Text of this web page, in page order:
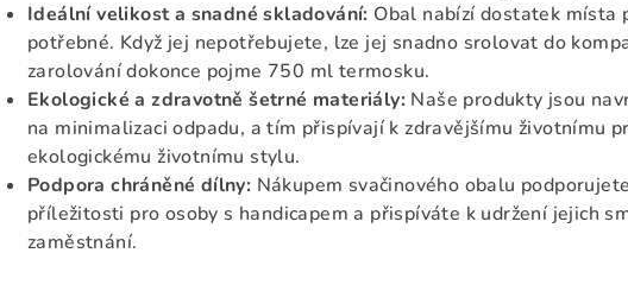
Ideální velikost a snadné skladování: Obal nabízí dostatek místa
potřebné. Když jej nepotřebujete, lze jej snadno srolovat do
zarolování dokonce pojme 750 ml termosku.
Ekologické a zdravotně šetrné materiály: Naše produkty jsou
na minimalizaci odpadu, a tím přispívají k zdravějšímu životnímu
ekologickému životnímu stylu.
Podpora chráněné dílny: Nákupem svačinového obalu
příležitosti pro osoby s handicapem a přispíváte k udržení jejich
zaměstnání.